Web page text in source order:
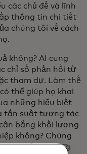
các chủ đề và lĩnh
thông tin chi tiết
chúng tôi về cách
không? AI cung
chỉ số phản hồi từ
tham dự. Làm thế
thể giúp họ khai
những hiểu biết
tần suất tương tác
bằng khối lượng
không? Chúng
thúc đẩy tự động